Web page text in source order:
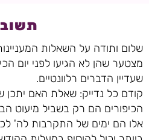
שלום ותודה על השאלות
מצטער שהן לא הגיעו לפני יום
שעדיין הדברים רלוונטיים.
קודם כל נדייק: שאלת האם יתכן
הכיפורים הם רק בשביל מיעוט
אלו הם ימים של התקרבות לה'